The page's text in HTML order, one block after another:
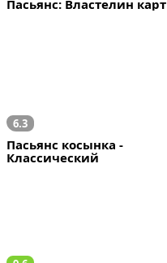
Пасьянс: Властелин карт
6.3
Пасьянс косынка -
Классический